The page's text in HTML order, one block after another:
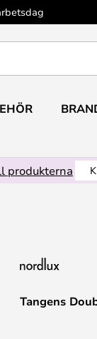
produkterna
Tangens